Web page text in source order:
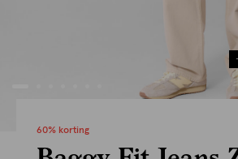
60% korting